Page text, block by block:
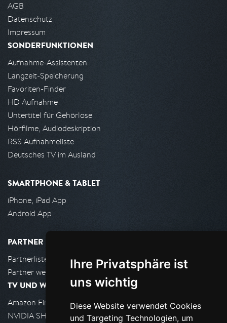
Ihre Privatsphäre ist
uns wichtig
Diese Website verwendet Cookies
und Targeting Technologien, um
AGB
Datenschutz
Impressum
SONDERFUNKTIONEN
Aufnahme-Assistenten
Langzeit-Speicherung
Favoriten-Finder
HD Aufnahme
Untertitel für Gehörlose
Hörfilme, Audiodeskription
RSS Aufnahmeliste
Deutsches TV im Ausland
SMARTPHONE & TABLET
iPhone, iPad App
Android App
PARTNER
Partnerliste
Partner werden
TV UND WOHNZIMMER
Amazon FireTV
NVIDIA SHIELD, Google TV